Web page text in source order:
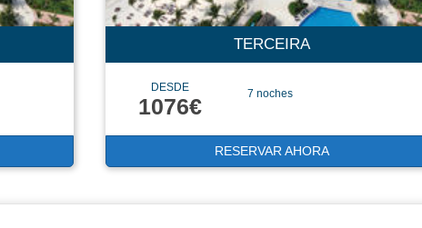
TERCEIRA
DESDE
1076€ 7 noches
RESERVAR AHORA